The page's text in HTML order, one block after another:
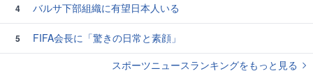
4 バルサ下部組織に有望日本人いる
5
FIFA会長に「驚きの日常と素顔」
スポーツニュースランキングをもっと見る